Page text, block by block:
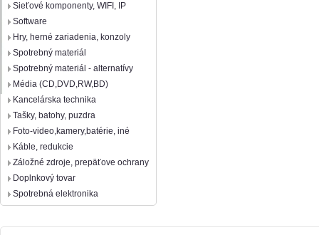
Sieťové komponenty, WIFI, IP
Software
Hry, herné zariadenia, konzoly
Spotrebný materiál
Spotrebný materiál - alternatívy
Média (CD,DVD,RW,BD)
Kancelárska technika
Tašky, batohy, puzdra
Foto-video,kamery,batérie, iné
Káble, redukcie
Záložné zdroje, prepäťove ochrany
Doplnkový tovar
Spotrebná elektronika